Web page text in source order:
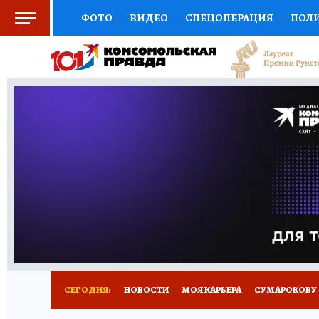
ФОТО ВИДЕО СПЕЦОПЕРАЦИЯ
СОЦПОДДЕРЖКА НАУКА АФИША
ВЫБОР ЭКСПЕРТОВ ДОКТОР
ПРОГНОЗЫ НА СПОРТ
НОВОЕ
СЕГОДНЯ: НОВОСТИ МОЯ КАРЬЕРА СУМАРОКОВУ